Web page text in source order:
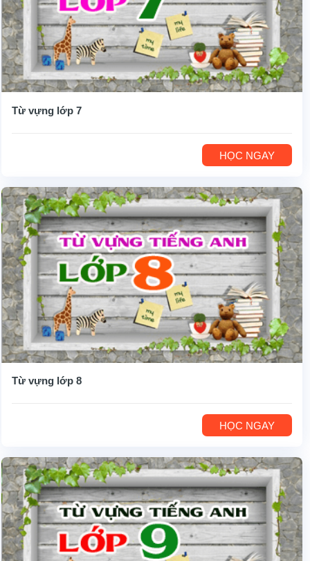
Từ vựng lớp 7
HỌC NGAY
Từ vựng lớp 8
HỌC NGAY